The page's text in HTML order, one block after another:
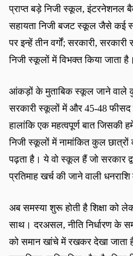
प्राप्त बड़े निजी स्कूल,इंटरनेशनल
सहायता निजी बजट स्कूल जैसे कई
पर इन्हें तीन वर्गों;सरकारी,सरकारी
निजी स्कूलों में विभक्त किया जाता है।
आंकड़ों के मुताबिक स्कूल जाने वाले
सरकारी स्कूलों में और45-48फीसद
हालांकि एक महत्वपूर्ण बात जिसकी
निजी स्कूलों में नामांकित कुल छात्रों
पढ़ता है। ये वो स्कूल हैं जो सरकार
प्रतिमाह खर्च की जाने वाली
अब समस्या शुरू होती है शिक्षा को
साथ। दरअसल,नीति निर्धारण के
को समान खांचे में रखकर देखा जाता